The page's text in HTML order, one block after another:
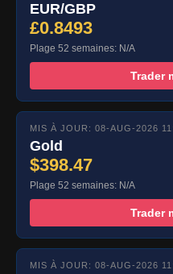
EUR/GBP
£0.8493
Plage 52 semaines: N/A
Trader
MIS À JOUR: 08-AUG-2026
Gold
$398.47
Plage 52 semaines: N/A
Trader
MIS À JOUR: 08-AUG-2026